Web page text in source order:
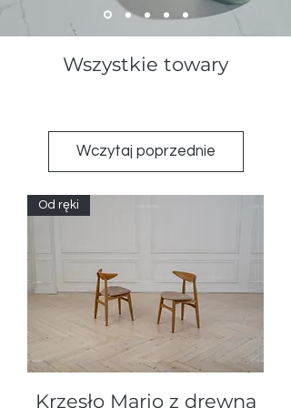
Wszystkie towary
Wczytaj poprzednie
Od ręki
Krzesło Mario z drewna